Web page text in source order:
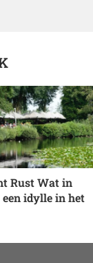
Rust Wat in
idylle in het